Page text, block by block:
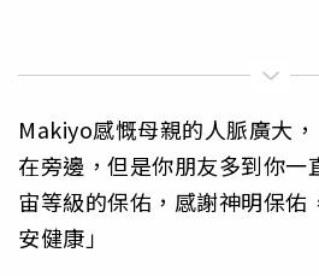
Makiyo感慨母親的人脈廣大
在旁邊，但是你朋友多到你一
宙等級的保佑，感謝神明保佑
安健康」